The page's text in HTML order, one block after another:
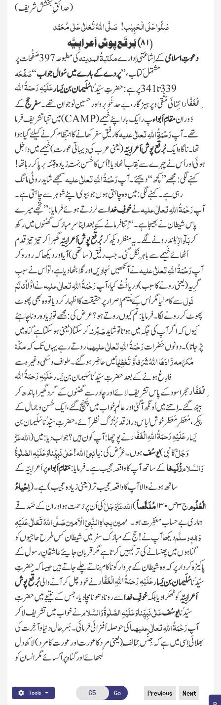
(حدائقِ بخشش شریف)
صَلُّوا عَلَی الْحَبِیْب! صَلَّی اللہُ تَعَالٰی عَلٰی مُحَمَّد
(۸۱)بُرقَع پوش اَعرابِیَّہ
دعوتِ اسلامیکے اِشاعَتی اِدارےمکتبۃُالمدینہکی مطبوعہ397صَفْحات پر
مشتمل کتاب ، ’’پردے کے بارے میں سُوال جواب‘‘صَفْحَہ
339تا341پرہے: حضرتِ سیِّدُناسُلَیمان بن یَسا رعَلَیْہِ رَحمَۃُ اللہ
ِالْغَفَّارانتِہائی مُتّقی و پرہیز گار، بے حد خُوبرو اور حسین نوجوان تھے۔سفرِ حجکے
دَورانمقامِ اَبواءپر ایک بار اپنے خَیمے(
CAMP
)میں تنہا تشریف فرما
تھے۔ آپرَحْمَۃُ اللہِ تعالٰی علیہکا رفیقِ سفر کھانے کا انتِظام کرنے کیلئے گیا ہوا
تھا۔ ناگاہ ایکبُرقَع پوش اَعرابِیّہ( یعنی عرب کی دِیہاتی عورت)خَیمے میں داخِل
ہوئی اوراُس نے چہرے سے نِقاب اُٹھا دیا! اُس کا حُسن بَہُت زیادہ فِتنہ برپا کر رہا تھا !
کہنے لگی : مُجھے’’ کچھ ‘‘ دیجئے۔ آپرَحْمَۃُ اللہِ تعالٰی علیہسمجھے شاید روٹی مانگ
رہی ہے۔ کہنے لگی : میں وہ چاہتی ہوں جو بیوی اپنے شوہر سے چاہتی ہے۔
آپرَحْمَۃُ اللہِ تعالٰی علیہنےخوفِ خداسے لرزتے ہوئے فرمایا: ’’ تجھے میرے
پاس شیطان نے بھیجا ہے۔ ‘‘ اِتنا فرمانے کے بعد اپنا سرِ مبارَک گُھٹنوں میں رکھ
کربَآوازِبُلند رونے لگے۔ یہ منظر دیکھ کربُرقَع پوش اَعرا بِیّہگھبرا کر تیز تیز قدم
اُٹھائے خَیمے سے باہَر نکل گئی۔ جب رفیق(ساتھی)آیااور دیکھا کہ رو رو کر
آپرَحْمَۃُ اللہِ تعالٰی علیہنے آنکھیں سُجا دِیں اور گلا بٹھادیا ہے، تو اُس نے سببِ
گرِیہ(یعنی رونے کا سبب)دریافْتْ کیا، آپرَحْمَۃُ اللہِ تعالٰی علیہنے اوَّلاًٹالَمْ
ٹَولسے کام لیا مگر اُس کے پَیہم اِصرار پر حقیقت کا اظہار کر دیا تو وہ بھی پھوٹ
پھوٹ کر رونے لگا۔ فرمایا: تُم کیوں روتے ہو؟ عرض کی: مجھے تو زِیادہ رونا چاہئے
کیوں کہ اگر آپ کی جگہ میں ہوتا تو شایدصَبْرنہ کر سکتا(یعنی ہوسکتا ہے گناہ میں
پڑجاتا)۔ دونوں حَضراترَحْمَۃُ اللہِ تعالٰی علیہمارو تے رہے یہاں تک کہمکّۂ
مُکرَّمہزَادَھَا اللہُ شَرَفاً وَّ تَعْظِیْماًمیں حاضِر ہو گئے۔ طواف وسَعی و غیرہ سے
فارِغ ہونے کے بعد حضرتِ سیِّدُنا سُلیمان بن یَسارعَلَیْہِ رَحمَۃُ اللہ
ِالْغَفَّارحجراسود کے پاس تشریف لائے اورچادر سے گُھٹنوں کے گرد گھیرا باندھ کر
بیٹھ گئے۔ اِتنے میں اُونگھ آ گئی اور عالَمِ خواب میں پَہُنچ گئے، ایک حُسن و جمال کے
پیکر ، مُعَطّر مُعَطّر خوش لباسدراز قد بُزُرْگ نظر آئے، حضرتِ سیِّدُناسُلَیمان بن
یَسارعَلَیْہِ رَحمَۃُ اللہ ِالْغَفَّارنے پوچھا: آپ کون ہیں ؟ جواب دیا : میں(اللہ عَزَّ
وَجَلَّکا نبی)یوسُفہوں ۔ عَرْض کی:یا نبیَّ اللہ!عَلٰی نَبِیِّناوَعَلَیْہِ الصَّلٰوۃُ
وَالسَّلامزُلَیخاکے ساتھ آپ کا واقِعہ عجیب ہے۔فرمایا:مَقامِ اَبواءپر اَعرابِیّہ کے
ساتھ ہونے والا آپ کا واقِعہ عجیب تر(یعنی زیادہ عجیب)ہے۔(اِحْیاءُ
الْعُلُومج۳ ص ۱۳۰ مُلَخَّصاً)اللہ عَزَّوَجَلَّکی اُن پر رَحمت ہو اور ان کے صَدقے
ہماری بے حساب مغفِرت ہو۔ اٰمین بِجاہِ النَّبِیِّ الْاَمین صَلَّی اللہُ تَعَالٰی عَلَیْہِ
وَاٰلہٖ وسلَّمدیکھا آپ نے! حج کے مبارَک سفر میں شیطان کس طرح حاجیوں کو
گناہوں میں پھنسا نے کی ترکیبیں کرتا ہے مگر قربان جایئے عاشقانِ رسول کے
پاکیزہ کردار پر کہ وہ شیطان کے ہر وار کو ناکام بناتے چلے جاتے ہیں جیسا کہ حضرتِ
سیِّدُناسُلَیمان بن یَسارعَلَیْہِ رَحمَۃُ اللہ ِالْغَفَّارنے خود چل کر آنے والیبُرقَع پوش
اَعرابِیّہکو ٹھکرا دیا بلکہخوفِ خداسے رونا دھونا مچا دیا، جس کے نتیجے میں حضرتِ
سیِّدُنایوسُفعَلٰی نَبِیِّناوَعَلَیْہِ الصَّلٰوۃُ وَالسَّلامنے خواب میں تشریف لا کر
آپرَحْمَۃُ اللہِ تعالٰی علیہماکی حوصلہ اَفزائی فرمائی۔ بَہَر حال دنیا و آخِرت کی
بھلائی اِسی میں ہے کہ جِنْسِ مُخالِف(یعنی مرد کا عورت اور عورت کا مرد)لاکھ دل
لُبھائے اور گناہ پر اُ کسائے مگر انسان کو
Tools Go Previous Next